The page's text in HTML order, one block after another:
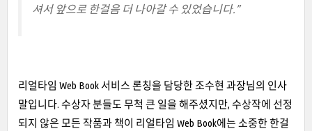
셔서 앞으로 한걸음 더 나아갈 수 있었습니다.”
리얼타임 Web Book 서비스 론칭을 담당한 조수현 과장님의 인사
말입니다. 수상자 분들도 무척 큰 일을 해주셨지만, 수상작에 선정
되지 않은 모든 작품과 책이 리얼타임 Web Book에는 소중한 한걸